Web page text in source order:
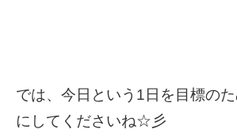
では、今日という1日を目標の
にしてくださいね☆彡